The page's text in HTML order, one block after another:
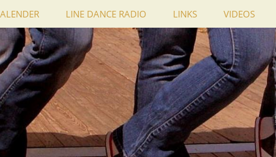
LINE DANCE RADIO LINKS VIDEOS